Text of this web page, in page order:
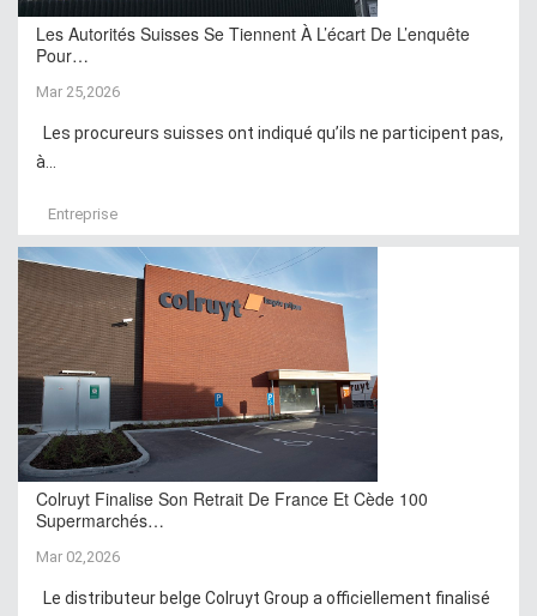
Les Autorités Suisses Se Tiennent À L’écart De L’enquête
Pour…
Mar 25,2026
Les procureurs suisses ont indiqué qu’ils ne participent pas,
à...
Entreprise
Colruyt Finalise Son Retrait De France Et Cède 100
Supermarchés…
Mar 02,2026
Le distributeur belge Colruyt Group a officiellement finalisé